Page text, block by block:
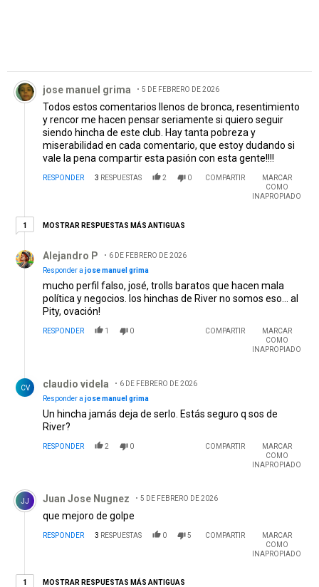
Comentario de jose manuel grima.
jose manuel grima 5 DE FEBRERO DE 2026
Todos estos comentarios llenos de bronca, resentimiento
y rencor me hacen pensar seriamente si quiero seguir
siendo hincha de este club. Hay tanta pobreza y
miserabilidad en cada comentario, que estoy dudando si
vale la pena compartir esta pasión con esta gente!!!!
RESPONDER 3 RESPUESTAS 2 0 COMPARTIR
MARCAR
COMO
INAPROPIADO
11 respuesta más antiguas
MOSTRAR RESPUESTAS MÁS ANTIGUAS
Alejandro P
6 DE FEBRERO DE 2026
Responder a jose manuel grima
mucho perfil falso, josé, trolls baratos que hacen mala
política y negocios. los hinchas de River no somos eso... al
Pity, ovación!
RESPONDER 1 0 COMPARTIR
MARCAR
COMO
INAPROPIADO
CV claudio videla
6 DE FEBRERO DE 2026
Responder a jose manuel grima
Un hincha jamás deja de serlo. Estás seguro q sos de
River?
RESPONDER 2 0 COMPARTIR
MARCAR
COMO
INAPROPIADO
Comentario de Juan Jose Nugnez.
JJ Juan Jose Nugnez 5 DE FEBRERO DE 2026
que mejoro de golpe
RESPONDER 3 RESPUESTAS 0 5 COMPARTIR
MARCAR
COMO
INAPROPIADO
11 respuesta más antiguas
MOSTRAR RESPUESTAS MÁS ANTIGUAS